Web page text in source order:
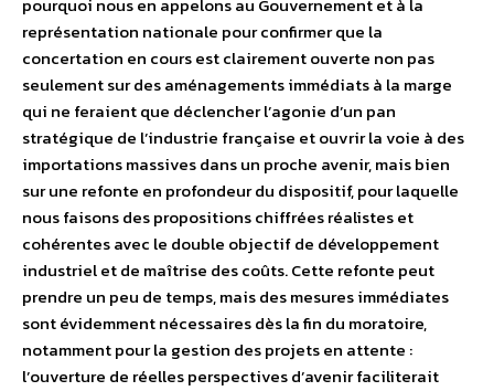
pourquoi nous en appelons au Gouvernement et à la
représentation nationale pour confirmer que la
concertation en cours est clairement ouverte non pas
seulement sur des aménagements immédiats à la marge
qui ne feraient que déclencher l’agonie d’un pan
stratégique de l’industrie française et ouvrir la voie à des
importations massives dans un proche avenir, mais bien
sur une refonte en profondeur du dispositif, pour laquelle
nous faisons des propositions chiffrées réalistes et
cohérentes avec le double objectif de développement
industriel et de maîtrise des coûts. Cette refonte peut
prendre un peu de temps, mais des mesures immédiates
sont évidemment nécessaires dès la fin du moratoire,
notamment pour la gestion des projets en attente :
l’ouverture de réelles perspectives d’avenir faciliterait